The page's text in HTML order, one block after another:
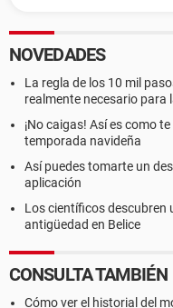
NOVEDADES
La regla de los 10 mil
realmente necesario para
¡No caigas! Así es como
temporada navideña
Así puedes tomarte un
aplicación
Los científicos descubren
antigüedad en Belice
CONSULTA TAMBIÉN
Cómo ver el historial del